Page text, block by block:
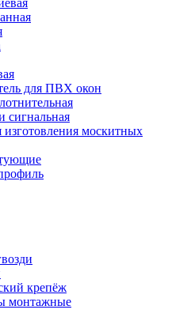
для ПВХ окон
сигнальная
москитных
крепёж
монтажные